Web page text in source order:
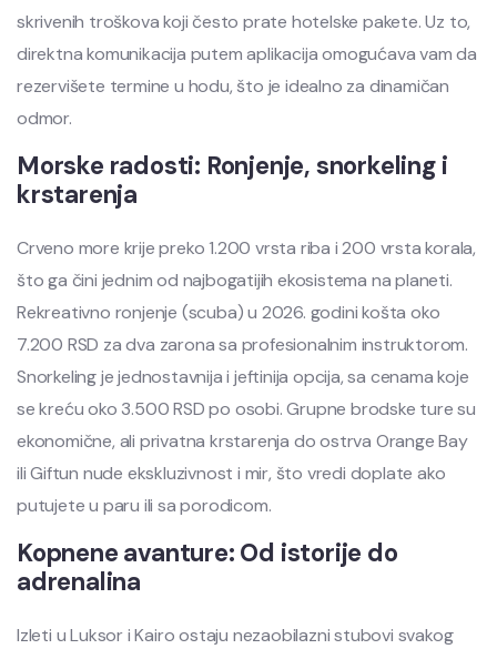
skrivenih troškova koji često prate hotelske pakete. Uz to,
direktna komunikacija putem aplikacija omogućava vam da
rezervišete termine u hodu, što je idealno za dinamičan
odmor.
Morske radosti: Ronjenje, snorkeling i
krstarenja
Crveno more krije preko 1.200 vrsta riba i 200 vrsta korala,
što ga čini jednim od najbogatijih ekosistema na planeti.
Rekreativno ronjenje (scuba) u 2026. godini košta oko
7.200 RSD za dva zarona sa profesionalnim instruktorom.
Snorkeling je jednostavnija i jeftinija opcija, sa cenama koje
se kreću oko 3.500 RSD po osobi. Grupne brodske ture su
ekonomične, ali privatna krstarenja do ostrva Orange Bay
ili Giftun nude ekskluzivnost i mir, što vredi doplate ako
putujete u paru ili sa porodicom.
Kopnene avanture: Od istorije do
adrenalina
Izleti u Luksor i Kairo ostaju nezaobilazni stubovi svakog